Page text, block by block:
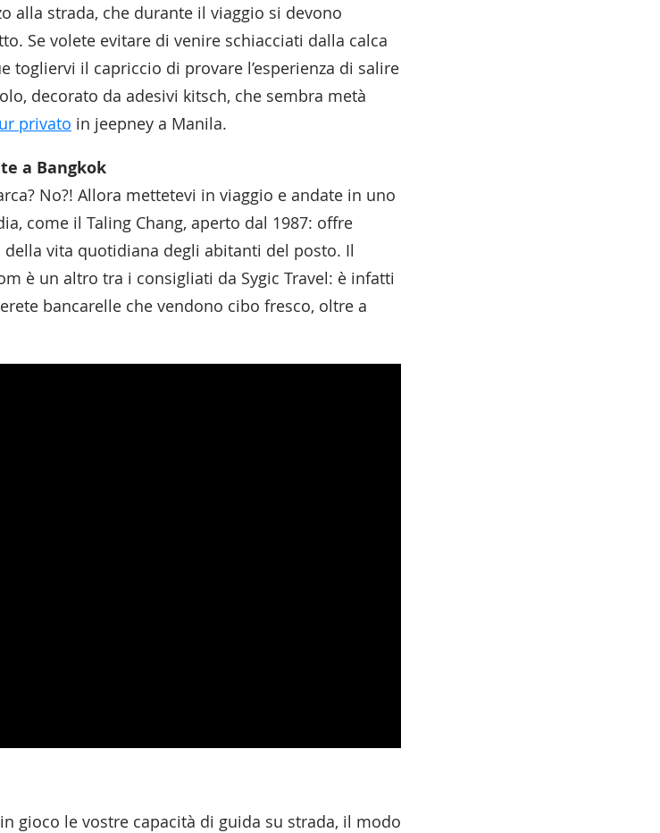
alla strada, che durante il viaggio si devono
Se volete evitare di venire schiacciati dalla calca
togliervi il capriccio di provare l’esperienza di salire
decorato da adesivi kitsch, che sembra metà
privato in jeepney a Manila.
a Bangkok
No?! Allora mettetevi in viaggio e andate in uno
come il Taling Chang, aperto dal 1987: offre
della vita quotidiana degli abitanti del posto. Il
è un altro tra i consigliati da Sygic Travel: è infatti
bancarelle che vendono cibo fresco, oltre a
gioco le vostre capacità di guida su strada, il modo